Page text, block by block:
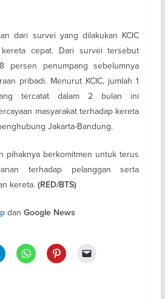
dari survei yang dilakukan KCIC
cepat. Dari survei tersebut
persen penumpang sebelumnya
pribadi. Menurut KCIC, jumlah 1
tercatat dalam 2 bulan ini
masyarakat terhadap kereta
Jakarta-Bandung.
pihaknya berkomitmen untuk terus
terhadap pelanggan serta
kereta. (RED/BTS)
dan Google News